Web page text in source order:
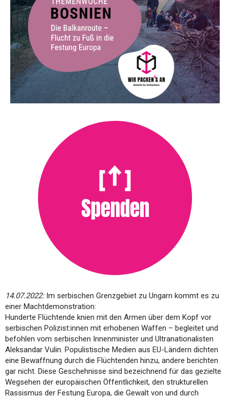
Spenden
14.07.2022: Im serbischen Grenzgebiet zu Ungarn kommt es zu
einer Machtdemonstration:
Hunderte Flüchtende knien mit den Armen über dem Kopf vor
serbischen Polizist:innen mit erhobenen Waffen – begleitet und
befohlen vom serbischen Innenminister und Ultranationalisten
Aleksandar Vulin. Populistische Medien aus EU-Ländern dichten
eine Bewaffnung durch die Flüchtenden hinzu, andere berichten
gar nicht. Diese Geschehnisse sind bezeichnend für das gezielte
Wegsehen der europäischen Öffentlichkeit, den strukturellen
Rassismus der Festung Europa, die Gewalt von und durch